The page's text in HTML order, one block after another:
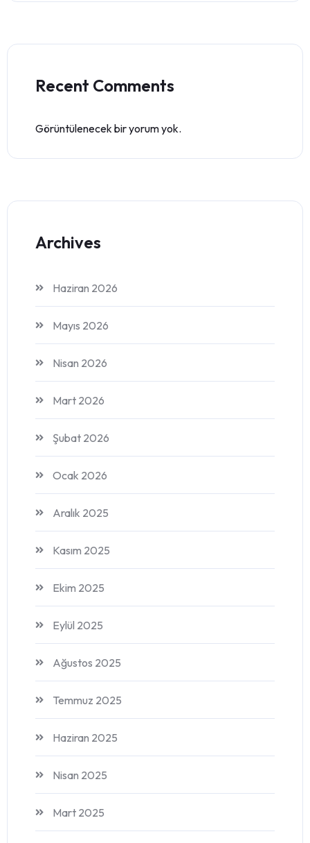
Recent Comments
Görüntülenecek bir yorum yok.
Archives
Haziran 2026
Mayıs 2026
Nisan 2026
Mart 2026
Şubat 2026
Ocak 2026
Aralık 2025
Kasım 2025
Ekim 2025
Eylül 2025
Ağustos 2025
Temmuz 2025
Haziran 2025
Nisan 2025
Mart 2025